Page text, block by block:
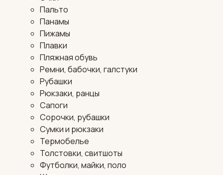
Пальто
Панамы
Пижамы
Плавки
Пляжная обувь
Ремни, бабочки, галстуки
Рубашки
Рюкзаки, ранцы
Сапоги
Сорочки, рубашки
Сумки и рюкзаки
Термобелье
Толстовки, свитшоты
Футболки, майки, поло